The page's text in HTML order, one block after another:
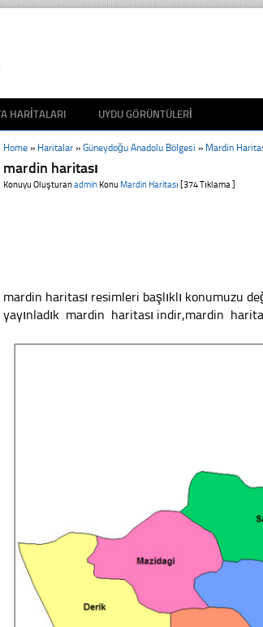
HARITALARI UYDU GÖRÜNTÜLERI
Home » Haritalar »Güneydoğu Anadolu Bölgesi » Mardin
mardin haritası
Konuyu Oluşturanadmin Konu Mardin Haritası [374 Tıklama ]
mardin haritası resimleri başlıklı konumuzu
yayınladık mardin haritası indir,mardin